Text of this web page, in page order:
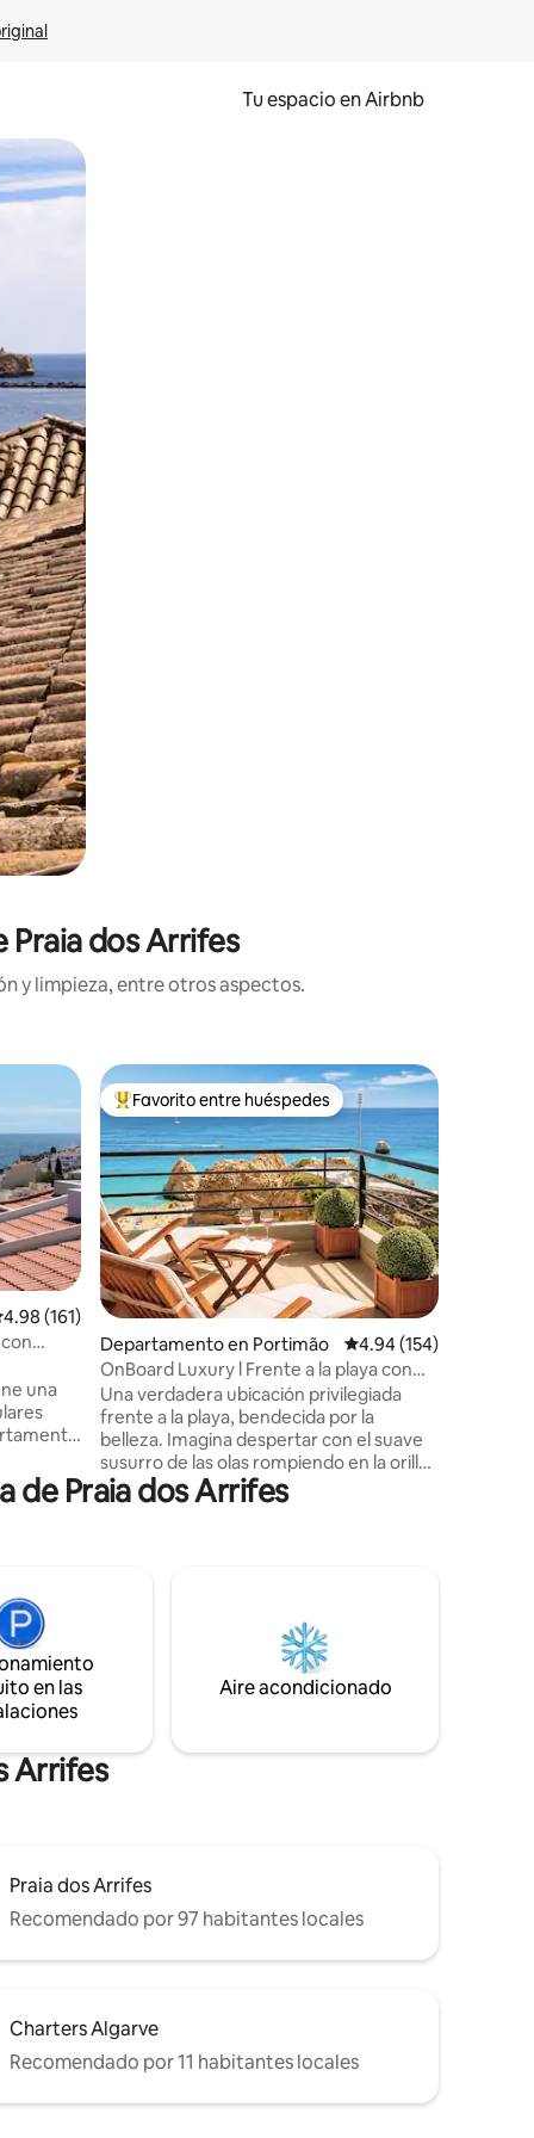
Tu espacio en Airbnb
tocando y deslizando la pantalla.
Praia dos Arrifes
y limpieza, entre otros aspectos.
promedio: 4.98 de 5; 161 evaluaciones
4.98 (161)
una
en
do
De los mejores en Favorito entre huéspedes
Favorito entre huéspedes
Departamento en Portimão Calificación promedio:
4.94 (154)
OnBoard Luxury l Frente a la playa con
vista panorámica al mar
Una verdadera ubicación privilegiada
frente a la playa, bendecida por la
belleza. Imagina despertar con el suave
susurro de las olas rompiendo en la orilla.
Corre las cortinas y te recibirá una vista
impresionante del vasto y
tranquilidad y relajación. Lánzate a la vida
en la playa de Praia da Rocha.
Definitivamente un espacio para crear
recuerdos preciados con familiares y
de Praia dos Arrifes
en las
Aire acondicionado
Arrifes
Praia dos Arrifes
Recomendado por 97 habitantes locales
Charters Algarve
Recomendado por 11 habitantes locales